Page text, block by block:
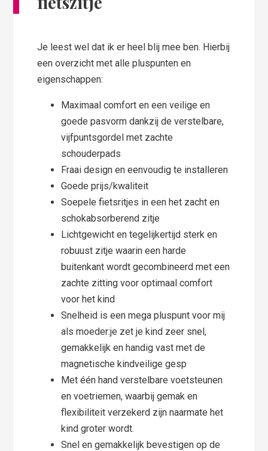
Je leest wel dat ik er heel blij mee ben. Hierbij
een overzicht met alle pluspunten en
eigenschappen:
Maximaal comfort en een veilige en
goede pasvorm dankzij de verstelbare,
vijfpuntsgordel met zachte
schouderpads
Fraai design en eenvoudig te installeren
Goede prijs/kwaliteit
Soepele fietsritjes in een het zacht en
schokabsorberend zitje
Lichtgewicht en tegelijkertijd sterk en
robuust zitje waarin een harde
buitenkant wordt gecombineerd met een
zachte zitting voor optimaal comfort
voor het kind
Snelheid is een mega pluspunt voor mij
als moeder:je zet je kind zeer snel,
gemakkelijk en handig vast met de
magnetische kindveilige gesp
Met één hand verstelbare voetsteunen
en voetriemen, waarbij gemak en
flexibiliteit verzekerd zijn naarmate het
kind groter wordt.
Snel en gemakkelijk bevestigen op de